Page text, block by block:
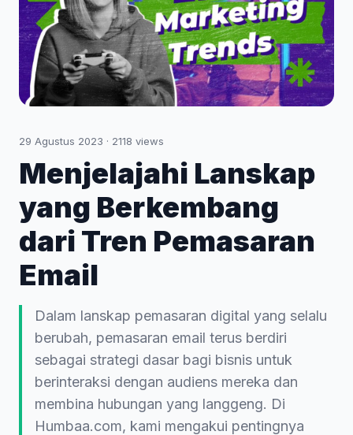
29 Agustus 2023 · 2118 views
Menjelajahi Lanskap
yang Berkembang
dari Tren Pemasaran
Email
Dalam lanskap pemasaran digital yang selalu
berubah, pemasaran email terus berdiri
sebagai strategi dasar bagi bisnis untuk
berinteraksi dengan audiens mereka dan
membina hubungan yang langgeng. Di
Humbaa.com, kami mengakui pentingnya